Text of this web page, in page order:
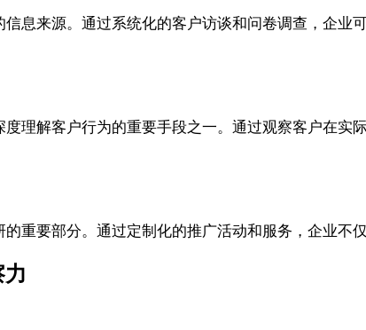
息来源。通过系统化的客户访谈和问卷调查，企
理解客户行为的重要手段之一。通过观察客户在
重要部分。通过定制化的推广活动和服务，企业不